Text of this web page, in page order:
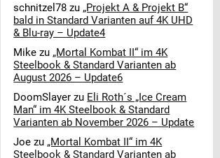
schnitzel78 zu „Projekt A & Projekt B“
bald in Standard Varianten auf 4K UHD
& Blu-ray – Update4
Mike zu „Mortal Kombat II“ im 4K
Steelbook & Standard Varianten ab
August 2026 – Update6
DoomSlayer zu Eli Roth´s „Ice Cream
Man“ im 4K Steelbook & Standard
Varianten ab November 2026 – Update
Joe zu „Mortal Kombat II“ im 4K
Steelbook & Standard Varianten ab